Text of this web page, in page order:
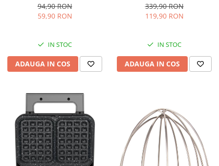
Placi antiaderente, Indicator
luminos, Negru-Inox
94,90 RON
59,90 RON
IN STOC
ADAUGA IN COS
superioara / inferioara, 2000
W, Termostat 80 - 200 °C, 12
339,90 RON
119,90 RON
IN STOC
ADAUGA IN COS